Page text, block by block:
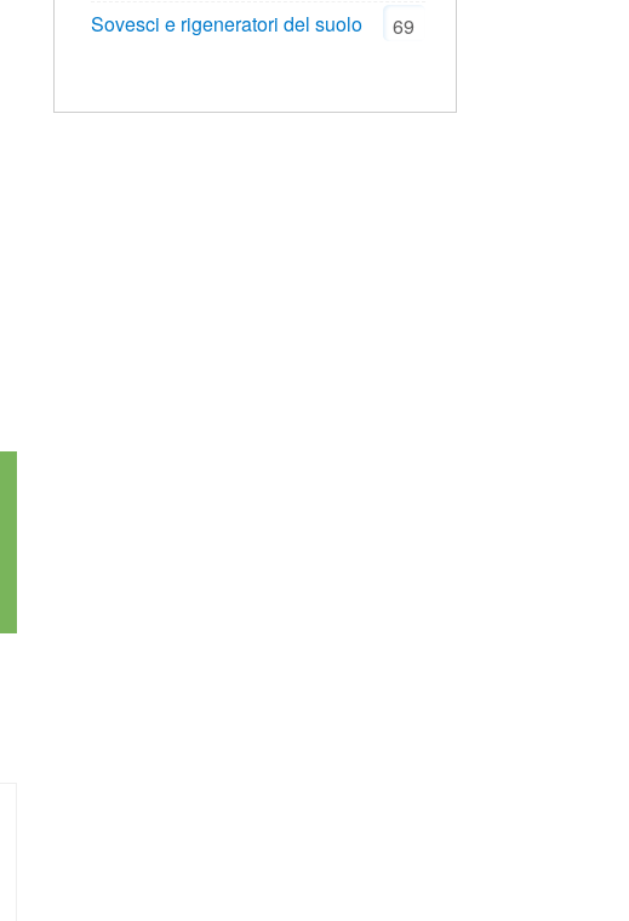
Sovesci e rigeneratori del suolo
69